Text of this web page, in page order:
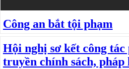
Công an bắt tội phạm
Hội nghị sơ kết công
truyền chính sách, pháp